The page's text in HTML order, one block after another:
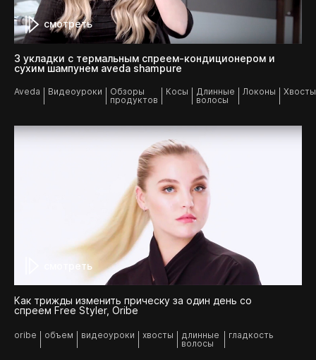
смотреть
3 укладки c термальным спреем-кондиционером и
сухим шампунем aveda shampure
Aveda Видеоуроки
Обзоры
продуктов
Косы
Длинные
волосы
Локоны Хвосты
смотреть
Как трижды изменить прическу за один день со
спреем Free Styler, Oribe
oribe объем видеоуроки хвосты
длинные
волосы
гладкость